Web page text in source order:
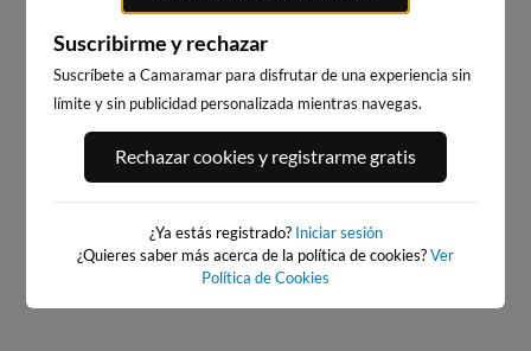
PORT ANDRATX
87km · Andratx
PLAYA DE LA GRAVA
0.1 m CHOPI
Suscribirme y rechazar
Suscríbete a Camaramar para disfrutar de una experiencia sin
límite y sin publicidad personalizada mientras navegas.
Rechazar cookies y registrarme gratis
¿Ya estás registrado? Iniciar sesión
¿Quieres saber más acerca de la política de cookies?Ver
Política de Cookies